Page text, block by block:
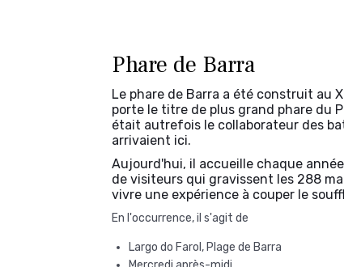
Phare de Barra
Le phare de Barra a été construit au
porte le titre de plus grand phare du
était autrefois le collaborateur des
arrivaient ici.
Aujourd'hui, il accueille chaque
de visiteurs qui gravissent les 288
vivre une expérience à couper le
En l'occurrence, il s'agit de
Largo do Farol, Plage de Barra